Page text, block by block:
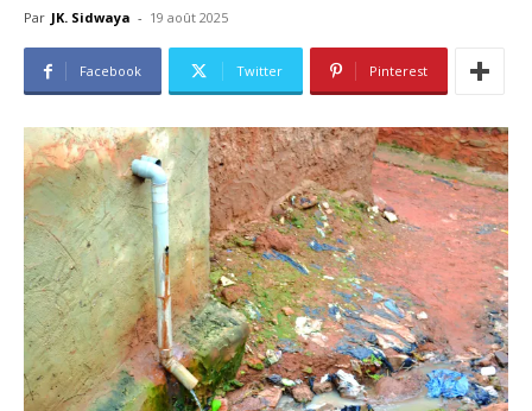
Par JK. Sidwaya - 19 août 2025
Facebook Twitter Pinterest